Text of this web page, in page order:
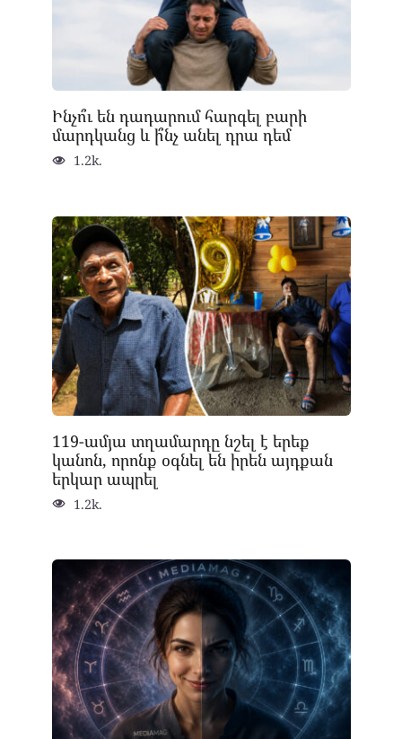
Ինչո՞ւ են դադարում հարգել բարի
մարդկանց և ի՞նչ անել դրա դեմ
1.2k.
119-ամյա տղամարդը նշել է երեք
կանոն, որոնք օգնել են իրեն այդքան
երկար ապրել
1.2k.